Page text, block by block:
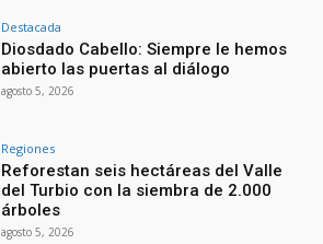
Destacada
Diosdado Cabello: Siempre le hemos
abierto las puertas al diálogo
agosto 5, 2026
Regiones
Reforestan seis hectáreas del Valle
del Turbio con la siembra de 2.000
árboles
agosto 5, 2026